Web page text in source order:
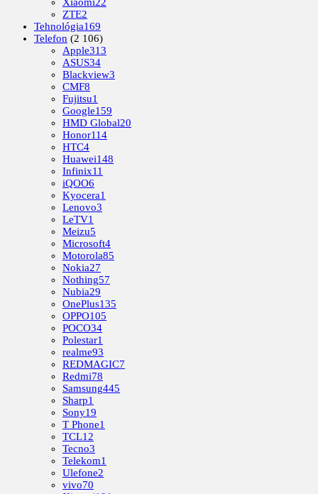
ZTE2
Tehnológia169
Telefon (2 106)
Apple313
ASUS34
Blackview3
CMF8
Fujitsu1
Google159
HMD Global20
Honor114
HTC4
Huawei148
Infinix11
iQOO6
Kyocera1
Lenovo3
LeTV1
Meizu5
Microsoft4
Motorola85
Nokia27
Nothing57
Nubia29
OnePlus135
OPPO105
POCO34
Polestar1
realme93
REDMAGIC7
Redmi78
Samsung445
Sharp1
Sony19
T Phone1
TCL12
Tecno3
Telekom1
Ulefone2
vivo70